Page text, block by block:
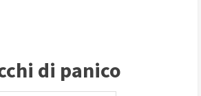
di panico